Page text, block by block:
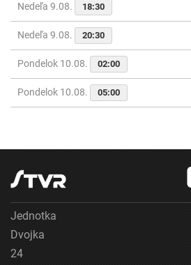
Nedeľa 9.08. 18:30
Nedeľa 9.08. 20:30
Pondelok 10.08. 02:00
Pondelok 10.08. 05:00
Jednotka
Dvojka
24